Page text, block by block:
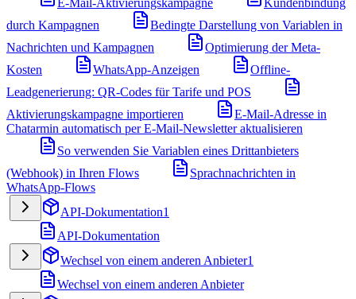
E-Mail-Aktivierungskampagne
Kundenbindung
durch Kampagnen
Bedingte Darstellung von Variablen in
Nachrichten und Kampagnen
Optimierung der Meta-
Kosten
WhatsApp-Anzeigen
Offline-
Leadgenerierung: QR-Codes für Tarife und POS
Aktivierungskampagne importieren
E-Mail-Adresse in
Chatarmin automatisch per E-Mail-Newsletter aktualisieren
So verwenden Sie Variablen eines Drittanbieters
(Webhook) in Ihren Flows
Sprachnachrichten in
WhatsApp-Flows
API-Dokumentation1
API-Dokumentation
Wechsel von einem anderen Anbieter1
Wechsel von einem anderen Anbieter